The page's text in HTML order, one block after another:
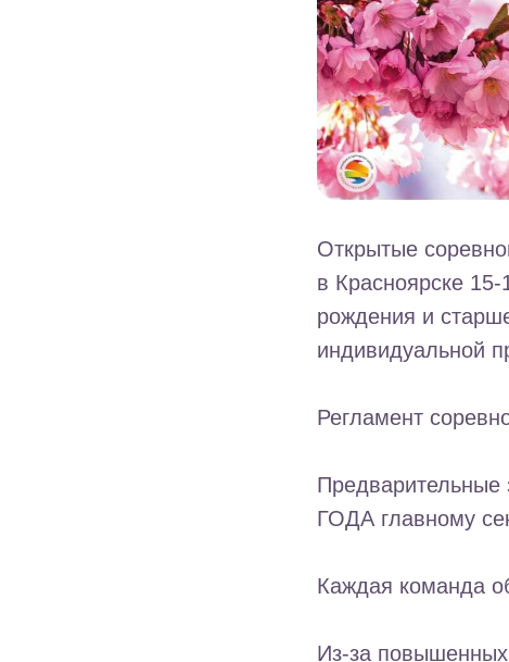
Открытые
в Красноярске
рождения и
индивидуальной
Регламент
ГОДА главному
Каждая команда
Из-за